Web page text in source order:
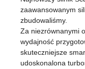
zaawansowanym
zbudowaliśmy.
Za niezrównanymi
wydajność
skuteczniejsze
udoskonalona